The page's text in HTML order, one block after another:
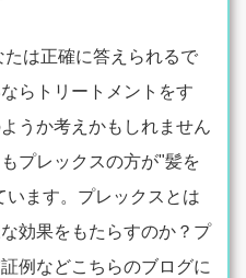
は正確に答えられるで
らトリートメントをす
うか考えかもしれません
プレックスの方が"髪を
います。プレックスとは
効果をもたらすのか？プ
例などこちらのブログに